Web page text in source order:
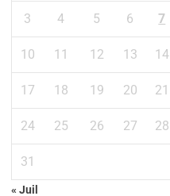
3 4 5 6 7
10 11 12 13 14
17 18 19 20 21
24 25 26 27 28
31
« Juil